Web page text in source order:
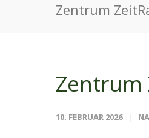
Zentrum
Zentrum
10. FEBRUAR 2026